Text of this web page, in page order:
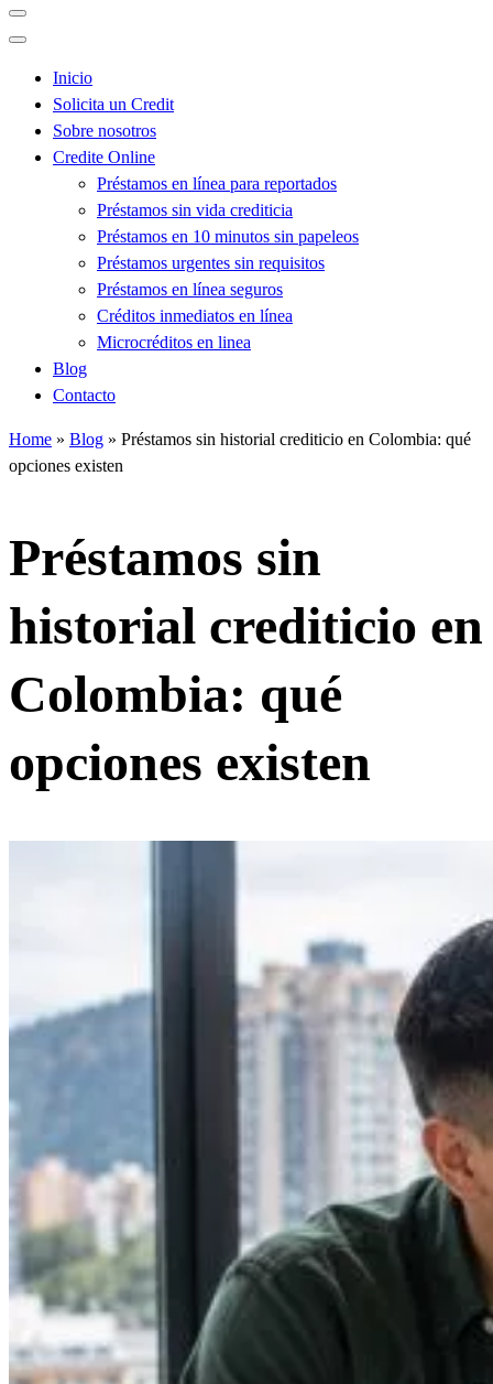
Inicio
Solicita un Credit
Sobre nosotros
Credite Online
Préstamos en línea para reportados
Préstamos sin vida crediticia
Préstamos en 10 minutos sin papeleos
Préstamos urgentes sin requisitos
Préstamos en línea seguros
Créditos inmediatos en línea
Microcréditos en linea
Blog
Contacto
Home » Blog » Préstamos sin historial crediticio en Colombia: qué
opciones existen
Préstamos sin
historial crediticio en
Colombia: qué
opciones existen